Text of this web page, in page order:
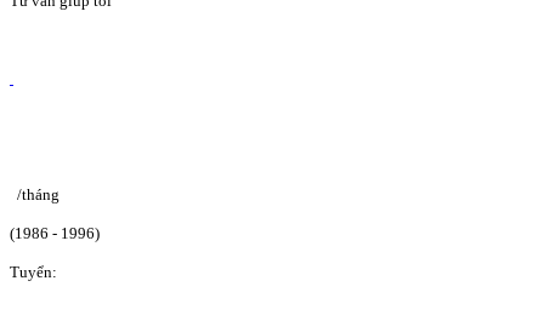
/tháng
(1986 - 1996)
Tuyển: